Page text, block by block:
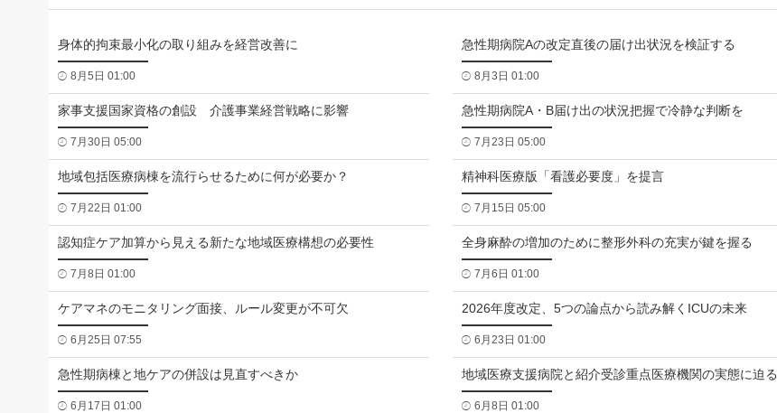
身体的拘束最小化の取り組みを経営改善に
8月5日 01:00
急性期病院Aの改定直後の届け出状況を検証する
8月3日 01:00
家事支援国家資格の創設 介護事業経営戦略に影響
7月30日 05:00
急性期病院A・B届け出の状況把握で冷静な判断を
7月23日 05:00
地域包括医療病棟を流行らせるために何が必要か？
7月22日 01:00
精神科医療版「看護必要度」を提言
7月15日 05:00
認知症ケア加算から見える新たな地域医療構想の必要性
7月8日 01:00
全身麻酔の増加のために整形外科の充実が鍵を握る
7月6日 01:00
ケアマネのモニタリング面接、ルール変更が不可欠
6月25日 07:55
2026年度改定、5つの論点から読み解くICUの未来
6月23日 01:00
急性期病棟と地ケアの併設は見直すべきか
6月17日 01:00
地域医療支援病院と紹介受診重点医療機関の実態に迫る
6月8日 01:00